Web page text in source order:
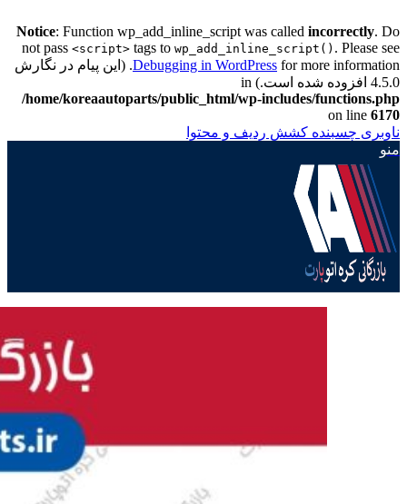
Notice: Function wp_add_inline_script was called incorrectly. Do
not pass <script> tags to wp_add_inline_script() . Please see
Debugging in WordPressfor more information. (این پیام در نگارش
4.5.0 افزوده شده است.) in
/home/koreaautoparts/public_html/wp-includes/functions.php
on line 6170
ناوبری چسبنده کشش ردیف و محتوا
منو